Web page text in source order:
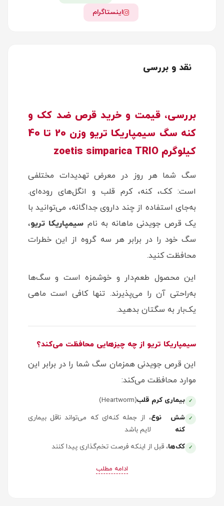
اینستاگرام
نقد و بررسی
بررسی، قیمت و خرید قرص ضد کک و
کنه سگ سیمپاریکا تریو وزن 20 تا 40
کیلوگرم zoetis simparica TRIO
سگ شما هر روز در معرض تهدیدات مختلفی
است: کک، کنه، کرم قلب و انگل‌های روده‌ای.
به‌جای استفاده از چند داروی جداگانه، می‌توانید با
یک قرص جویدنی ماهانه به نام سیمپاریکا تریو،
سگ خود را در برابر هر سه گروه از این خطرات
محافظت کنید.
این محصول طعم‌دار و خوشمزه است و سگ‌ها
به‌راحتی آن را می‌پذیرند. تنها کافی است ماهی
یک‌بار به سگتان بدهید.
سیمپاریکا تریو از چه چیزهایی محافظت می‌کند؟
این قرص جویدنی همزمان سگ شما را در برابر این
موارد محافظت می‌کند:
بیماری کرم قلب(Heartworm)
شش نوع
کنه
، از جمله کنه‌ای که می‌تواند ناقل بیماری
لایم باشد
کک‌ها، قبل از اینکه فرصت تخم‌گذاری پیدا کنند
شامل کرم گرد، کرم قلابی و کرم نواری
ناشی از کک
ادامه مطلب